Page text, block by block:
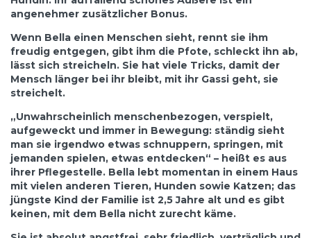
angenehmer zusätzlicher Bonus.
Wenn Bella einen Menschen sieht, rennt sie ihm
freudig entgegen, gibt ihm die Pfote, schleckt ihn ab,
lässt sich streicheln. Sie hat viele Tricks, damit der
Mensch länger bei ihr bleibt, mit ihr Gassi geht, sie
streichelt.
„Unwahrscheinlich menschenbezogen, verspielt,
aufgeweckt und immer in Bewegung: ständig sieht
man sie irgendwo etwas schnuppern, springen, mit
jemanden spielen, etwas entdecken“ – heißt es aus
ihrer Pflegestelle. Bella lebt momentan in einem Haus
mit vielen anderen Tieren, Hunden sowie Katzen; das
jüngste Kind der Familie ist 2,5 Jahre alt und es gibt
keinen, mit dem Bella nicht zurecht käme.